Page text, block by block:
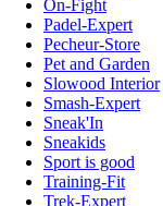
On-Fight
Padel-Expert
Pecheur-Store
Pet and Garden
Slowood Interior
Smash-Expert
Sneak'In
Sneakids
Sport is good
Training-Fit
Trek-Expert